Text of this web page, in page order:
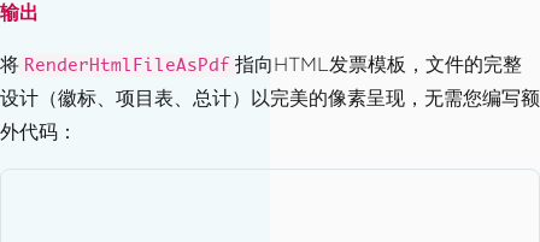
输出
将 RenderHtmlFileAsPdf 指向HTML发票模板，文件的完整
设计（徽标、项目表、总计）以完美的像素呈现，无需您编写额
外代码：